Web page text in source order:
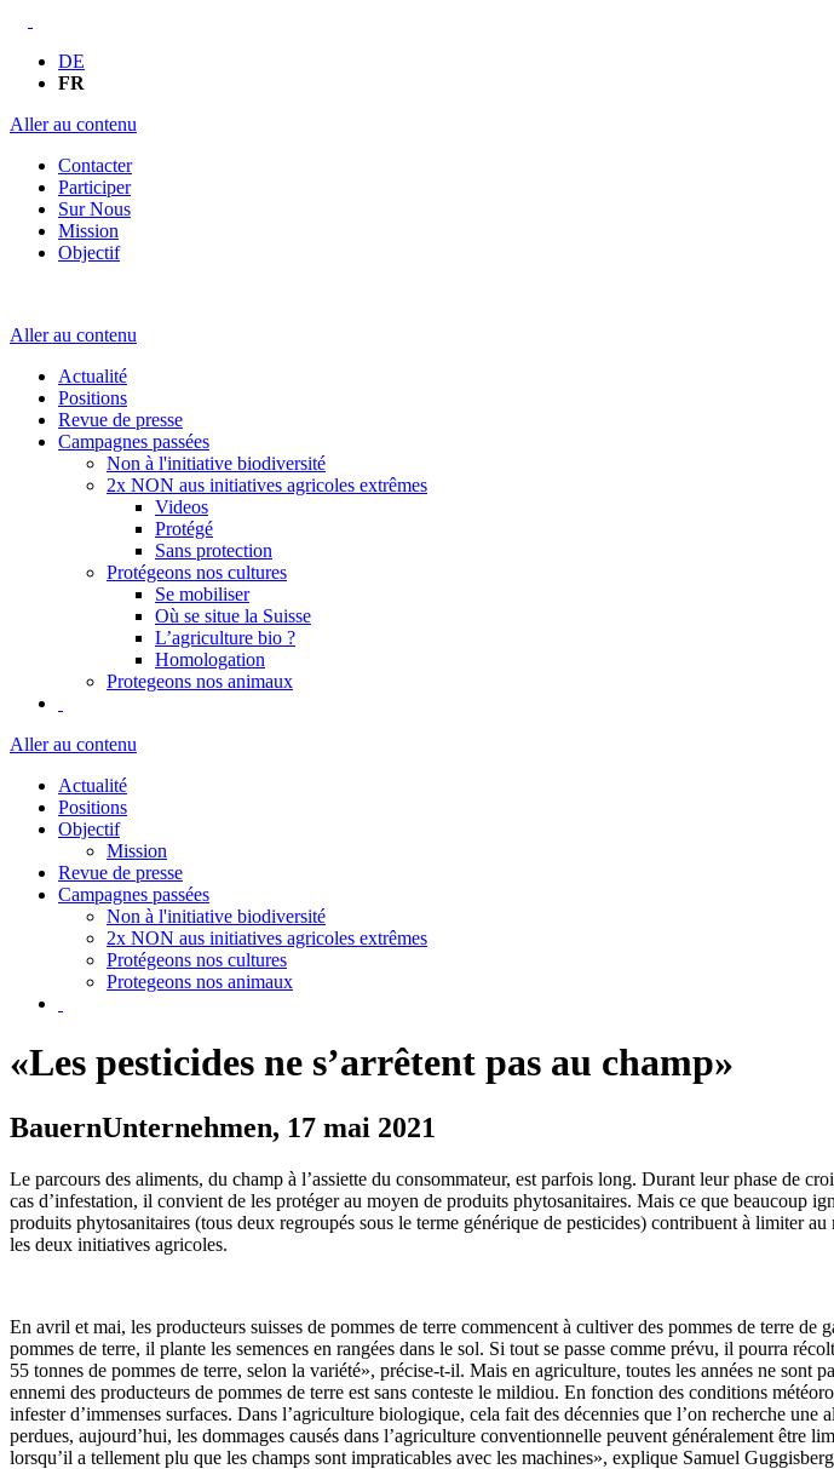
DE
FR
Aller au contenu
Contacter
Participer
Sur Nous
Mission
Objectif
Aller au contenu
Actualité
Positions
Revue de presse
Campagnes passées
Non à l'initiative biodiversité
2x NON aus initiatives agricoles extrêmes
Videos
Protégé
Sans protection
Protégeons nos cultures
Se mobiliser
Où se situe la Suisse
L’agriculture bio ?
Homologation
Protegeons nos animaux
Aller au contenu
Actualité
Positions
Objectif
Mission
Revue de presse
Campagnes passées
Non à l'initiative biodiversité
2x NON aus initiatives agricoles extrêmes
Protégeons nos cultures
Protegeons nos animaux
«Les pesticides ne s’arrêtent pas au champ»
BauernUnternehmen, 17 mai 2021
Le parcours des aliments, du champ à l’assiette du consommateur, est parfois long. Durant leur phase de
cas d’infestation, il convient de les protéger au moyen de produits phytosanitaires. Mais ce que beaucoup
produits phytosanitaires (tous deux regroupés sous le terme générique de pesticides) contribuent à limiter
les deux initiatives agricoles.
En avril et mai, les producteurs suisses de pommes de terre commencent à cultiver des pommes de terre
pommes de terre, il plante les semences en rangées dans le sol. Si tout se passe comme prévu, il pourra
55 tonnes de pommes de terre, selon la variété», précise-t-il. Mais en agriculture, toutes les années ne
ennemi des producteurs de pommes de terre est sans conteste le mildiou. En fonction des conditions
infester d’immenses surfaces. Dans l’agriculture biologique, cela fait des décennies que l’on recherche
perdues, aujourd’hui, les dommages causés dans l’agriculture conventionnelle peuvent généralement
lorsqu’il a tellement plu que les champs sont impraticables avec les machines», explique Samuel